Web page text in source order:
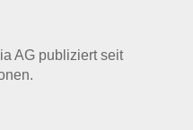
AG publiziert seit